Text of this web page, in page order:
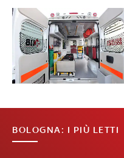
BOLOGNA: I PIÙ LETTI